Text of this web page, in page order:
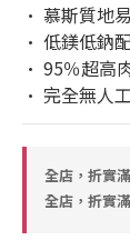
• 慕斯質地
• 低鎂低鈉
• 95％超高
• 完全無人
全店，折實
全店，折實